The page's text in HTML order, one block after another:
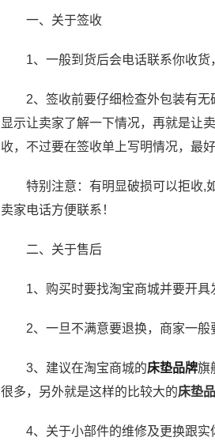
一、关于签收
1、一般到货后会电话联系你收货
2、签收前要仔细检查外包装有
显示让卖家了解一下情况，再就是让
收，不过要在签收单上写明情况，最
特别注意：有明显破损可以拒收,
卖家电话方便联系！
二、关于售后
1、购买时要找淘宝商城并要开
2、一旦不满意要退换，商家一般
3、建议在淘宝商城的床垫品牌旗
很多，另外就是这样的比较大的床垫
4、关于小部件的维修及更换跟实